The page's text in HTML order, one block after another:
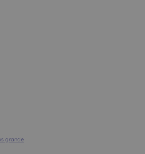
grande